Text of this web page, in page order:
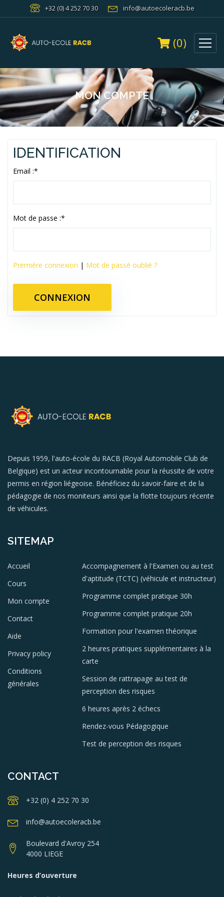
+32 (0) 4 252 70 30 info@autoecoleracb.be
(0)
MON COMPTE
IDENTIFICATION
Email :*
Mot de passe :*
Première connexion | Mot de passé oublié ?
CONNEXION
Depuis 1959, l'auto-école du RACB (Royal Automobile Club de
Belgique) est un acteur incontournable pour la réussite de votre
permis en région liégeoise. Bénéficiez du savoir-faire et de la
pédagogie de nos moniteurs ainsi que la flotte toujours récente
de véhicules.
SITEMAP
Accueil
Cours
Mon compte
Contact
Aide
Privacy policy
Conditions
générales
Accompagnement à l'Examen ou au test
d'aptitude (TCTC) (véhicule et instructeur)
Programme complet pratique 30h
Programme complet pratique 20h
Formation pour l'examen théorique
2 heures pratiques supplémentaires à la
carte
Session de rattrapage au test de
perception des risques
6 heures après 2 échecs
Rendez-vous Pédagogique
Test de perception des risques
CONTACT
+32 (0) 4 252 70 30
info@autoecoleracb.be
Boulevard d'Avroy 254
4000 LIEGE
Heures d’ouverture